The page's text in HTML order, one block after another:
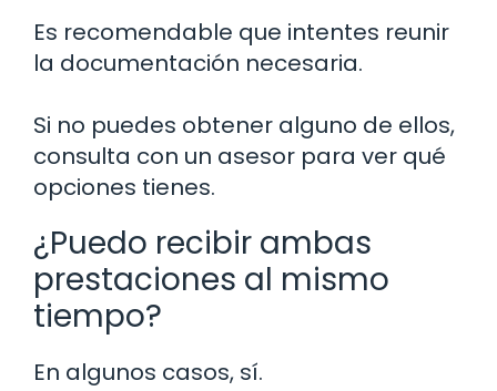
Es recomendable que intentes reunir
la documentación necesaria.
Si no puedes obtener alguno de ellos,
consulta con un asesor para ver qué
opciones tienes.
¿Puedo recibir ambas
prestaciones al mismo
tiempo?
En algunos casos, sí.